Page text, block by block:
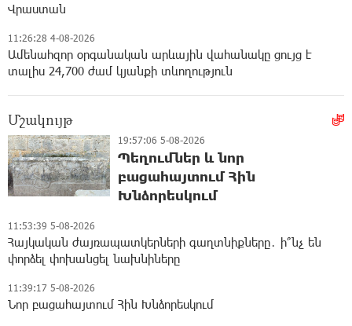
Վրաստան
11:26:28 4-08-2026
Ամենահզոր օրգանական արևային վահանակը ցույց է
տալիս 24,700 ժամ կյանքի տևողություն
Մշակույթ
19:57:06 5-08-2026
Պեղումներ և նոր
բացահայտում Հին
Խնձորեսկում
11:53:39 5-08-2026
Հայկական ժայռապատկերների գաղտնիքները․ ի՞նչ են
փորձել փոխանցել նախնիները
11:39:17 5-08-2026
Նոր բացահայտում Հին Խնձորեսկում